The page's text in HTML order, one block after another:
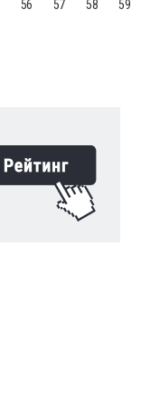
56 57 58 59